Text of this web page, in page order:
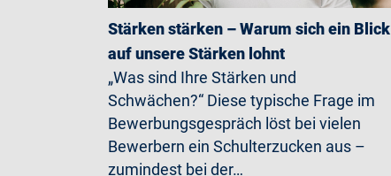
Stärken stärken – Warum sich ein Blick
auf unsere Stärken lohnt
„Was sind Ihre Stärken und
Schwächen?“ Diese typische Frage im
Bewerbungsgespräch löst bei vielen
Bewerbern ein Schulterzucken aus –
zumindest bei der…